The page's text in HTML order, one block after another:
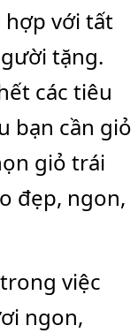
hợp với tất
tặng.
các tiêu
bạn cần giỏ
giỏ trái
đẹp, ngon,
việc
ngon,